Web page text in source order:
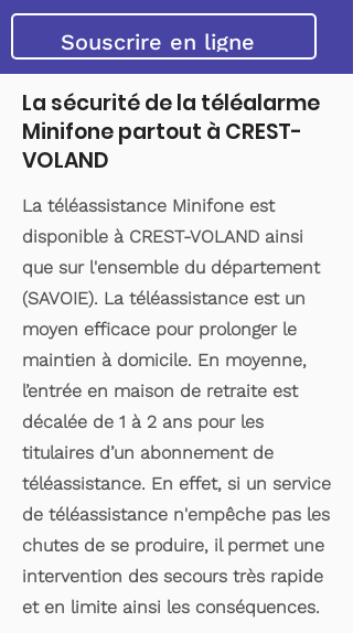
Souscrire en ligne
La sécurité de la téléalarme
Minifone partout à CREST-
VOLAND
La téléassistance Minifone est
disponible à CREST-VOLAND ainsi
que sur l'ensemble du département
(SAVOIE). La téléassistance est un
moyen efficace pour prolonger le
maintien à domicile. En moyenne,
l’entrée en maison de retraite est
décalée de 1 à 2 ans pour les
titulaires d’un abonnement de
téléassistance. En effet, si un service
de téléassistance n'empêche pas les
chutes de se produire, il permet une
intervention des secours très rapide
et en limite ainsi les conséquences.